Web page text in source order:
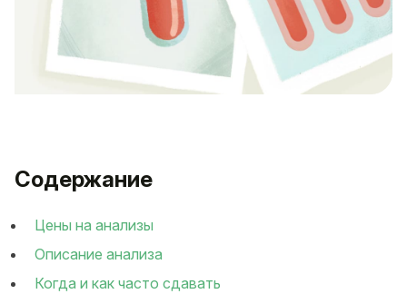
Содержание
Цены на анализы
Описание анализа
Когда и как часто сдавать